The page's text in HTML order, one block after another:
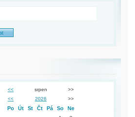
<< srpen
>>
<<
2026 >>
Po Út St Čt Pá So Ne